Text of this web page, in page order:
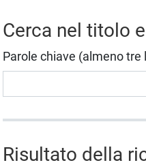
Cerca nel titolo
Parole chiave (almeno
Risultato della